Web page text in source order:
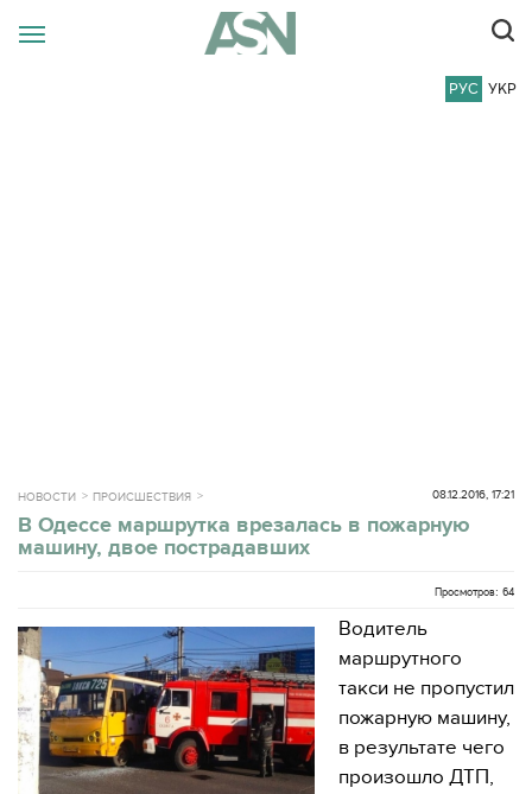
РУС УКР
НОВОСТИ ПРОИСШЕСТВИЯ 08.12.2016, 17:21
В Одессе маршрутка врезалась в пожарную
машину, двое пострадавших
Просмотров: 64
Водитель
маршрутного
такси не пропустил
пожарную машину,
в результате чего
произошло ДТП,